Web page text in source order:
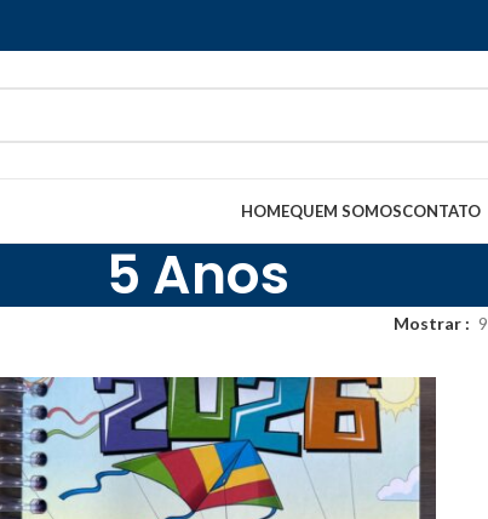
HOMEQUEM SOMOSCONTATO
5 Anos
Mostrar 9